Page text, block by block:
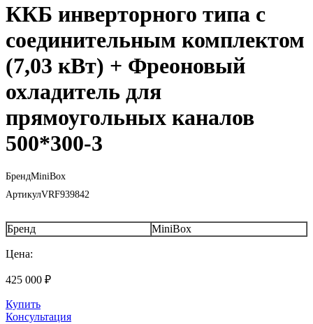
ККБ инверторного типа с
соединительным комплектом
(7,03 кВт) + Фреоновый
охладитель для
прямоугольных каналов
500*300-3
БрендMiniBox
АртикулVRF939842
Бренд MiniBox
Цена:
425 000 ₽
Купить
Консультация